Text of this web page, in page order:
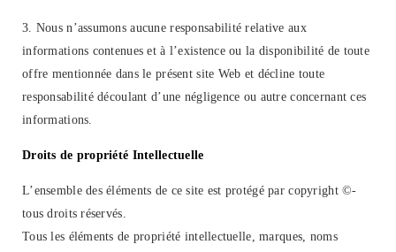
3. Nous n’assumons aucune responsabilité relative aux
informations contenues et à l’existence ou la disponibilité de toute
offre mentionnée dans le présent site Web et décline toute
responsabilité découlant d’une négligence ou autre concernant ces
informations.
Droits de propriété Intellectuelle
L’ensemble des éléments de ce site est protégé par copyright ©-
tous droits réservés.
Tous les éléments de propriété intellectuelle, marques, noms